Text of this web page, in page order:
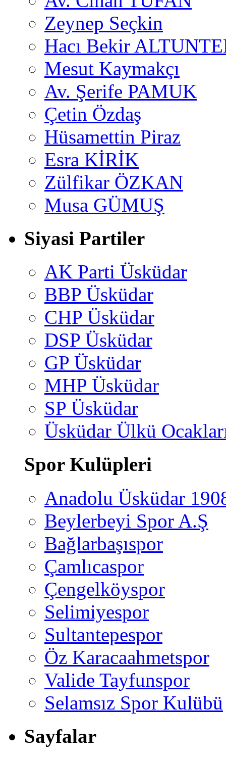
Zeynep Seçkin
Hacı Bekir
Mesut Kaymakçı
Av. Şerife PAMUK
Çetin Özdaş
Hüsamettin Piraz
Esra KİRİK
Zülfikar ÖZKAN
Musa GÜMUŞ
Siyasi Partiler
AK Parti Üsküdar
BBP Üsküdar
CHP Üsküdar
DSP Üsküdar
GP Üsküdar
MHP Üsküdar
SP Üsküdar
Üsküdar Ülkü
Spor Kulüpleri
Anadolu Üsküdar
Beylerbeyi Spor A.Ş
Bağlarbaşıspor
Çamlıcaspor
Çengelköyspor
Selimiyespor
Sultantepespor
Öz Karacaahmetspor
Valide Tayfunspor
Selamsız Spor Kulübü
Sayfalar